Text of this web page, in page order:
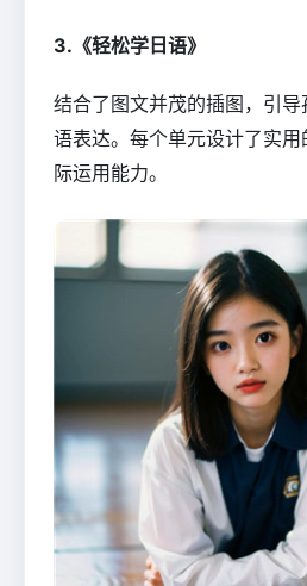
3.《轻松学日语》
结合了图文并茂的插图，引
语表达。每个单元设计了实
际运用能力。